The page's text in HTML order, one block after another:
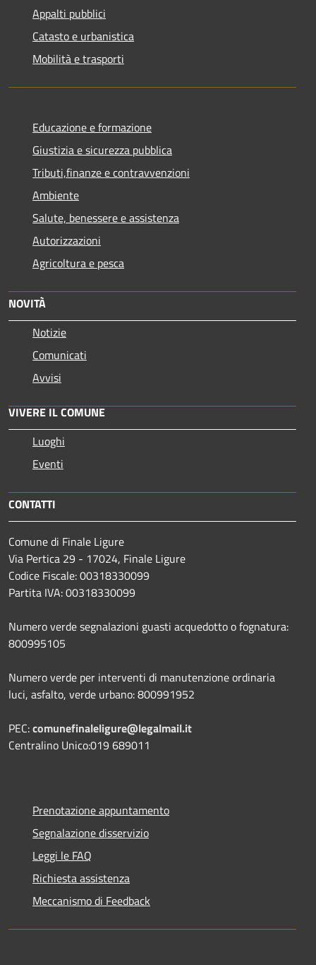
Appalti pubblici
Catasto e urbanistica
Mobilità e trasporti
Educazione e formazione
Giustizia e sicurezza pubblica
Tributi,finanze e contravvenzioni
Ambiente
Salute, benessere e assistenza
Autorizzazioni
Agricoltura e pesca
NOVITÀ
Notizie
Comunicati
Avvisi
VIVERE IL COMUNE
Luoghi
Eventi
CONTATTI
Comune di Finale Ligure
Via Pertica 29 - 17024, Finale Ligure
Codice Fiscale: 00318330099
Partita IVA: 00318330099
Numero verde segnalazioni guasti acquedotto o fognatura:
800995105
Numero verde per interventi di manutenzione ordinaria
luci, asfalto, verde urbano: 800991952
PEC:comunefinaleligure@legalmail.it
Centralino Unico:019 689011
Prenotazione appuntamento
Segnalazione disservizio
Leggi le FAQ
Richiesta assistenza
Meccanismo di Feedback